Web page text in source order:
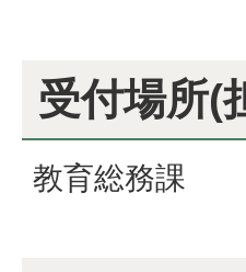
受付場所(
教育総務課